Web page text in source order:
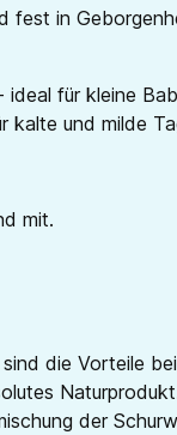
in
für kleine
kalte und milde
mit.
die Vorteile
der